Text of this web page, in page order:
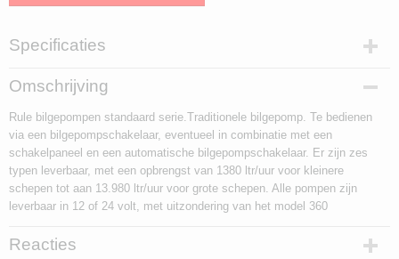
Specificaties
EAN code
042237083449
Productcode leverancier
00304502
Afmetingen (l,b,h)
8,90 x 0 x 0 cm
Omschrijving
Rule bilgepompen standaard serie.Traditionele bilgepomp. Te bedienen
via een bilgepompschakelaar, eventueel in combinatie met een
schakelpaneel en een automatische bilgepompschakelaar. Er zijn zes
typen leverbaar, met een opbrengst van 1380 ltr/uur voor kleinere
schepen tot aan 13.980 ltr/uur voor grote schepen. Alle pompen zijn
leverbaar in 12 of 24 volt, met uitzondering van het model 360
Reacties